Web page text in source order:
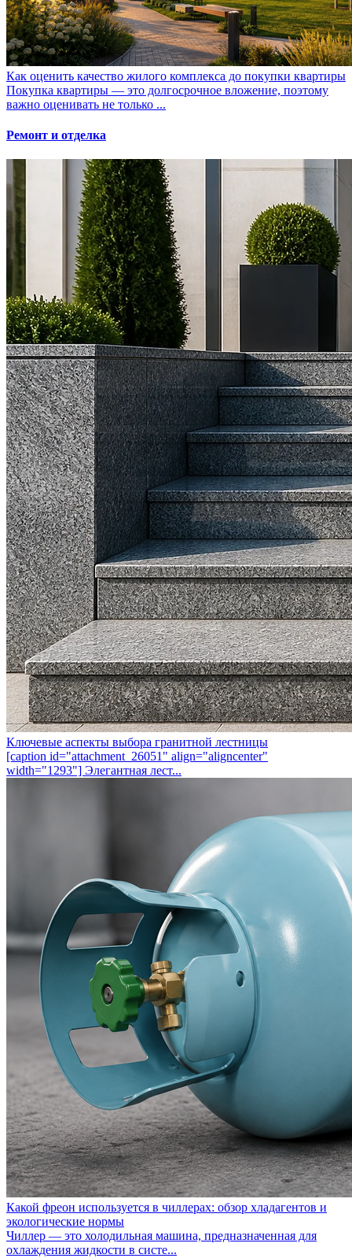
Как оценить качество жилого комплекса до покупки квартиры
Покупка квартиры — это долгосрочное вложение, поэтому
важно оценивать не только ...
Ремонт и отделка
Ключевые аспекты выбора гранитной лестницы
[caption id="attachment_26051" align="aligncenter"
width="1293"] Элегантная лест...
Какой фреон используется в чиллерах: обзор хладагентов и
экологические нормы
Чиллер — это холодильная машина, предназначенная для
охлаждения жидкости в систе...